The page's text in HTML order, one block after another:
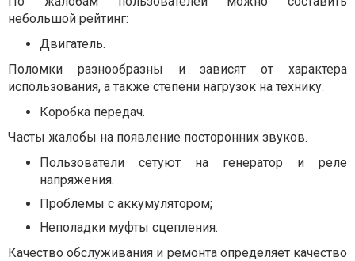
небольшой рейтинг:
Двигатель.
Поломки разнообразны и зависят от характера
использования, а также степени нагрузок на технику.
Коробка передач.
Часты жалобы на появление посторонних звуков.
Пользователи сетуют на генератор и реле
напряжения.
Проблемы с аккумулятором;
Неполадки муфты сцепления.
Качество обслуживания и ремонта определяет качество